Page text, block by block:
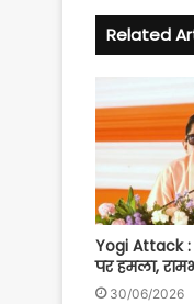
Related
Yogi Attack :
पर हमला,
30/06/2026